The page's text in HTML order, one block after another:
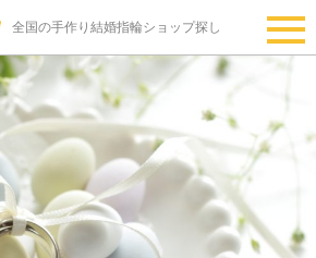
全国の手作り結婚指輪ショップ探し